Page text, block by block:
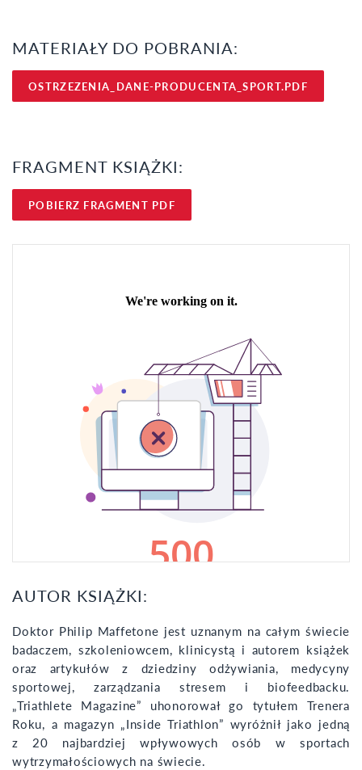
MATERIAŁY DO POBRANIA:
OSTRZEZENIA_DANE-PRODUCENTA_SPORT.PDF
FRAGMENT KSIĄŻKI:
POBIERZ FRAGMENT PDF
AUTOR KSIĄŻKI:
Doktor Philip Maffetone jest uznanym na całym świecie
badaczem, szkoleniowcem, klinicystą i autorem książek
oraz artykułów z dziedziny odżywiania, medycyny
sportowej, zarządzania stresem i biofeedbacku.
„Triathlete Magazine” uhonorował go tytułem Trenera
Roku, a magazyn „Inside Triathlon” wyróżnił jako jedną
z 20 najbardziej wpływowych osób w sportach
wytrzymałościowych na świecie.